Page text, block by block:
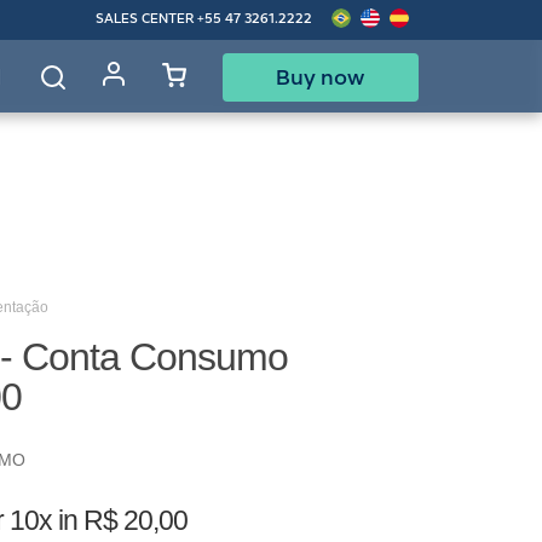
SALES CENTER +55 47 3261.2222
Buy now
Conta Consumo
10x in R$ 20,00